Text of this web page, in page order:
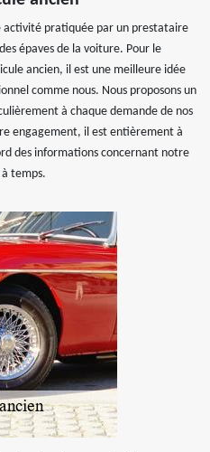
activité pratiquée par un prestataire
épaves de la voiture. Pour le
ancien, il est une meilleure idée
comme nous. Nous proposons un
à chaque demande de nos
engagement, il est entièrement à
des informations concernant notre
temps.